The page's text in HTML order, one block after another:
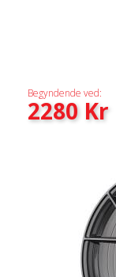
Begyndende ved:
2280Kr